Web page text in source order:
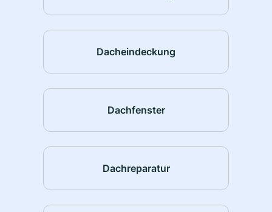
Dacheindeckung
Dachfenster
Dachreparatur